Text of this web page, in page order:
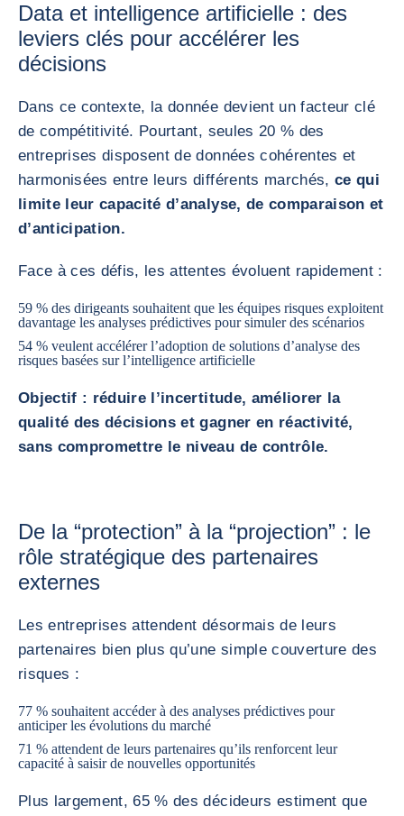
Data et intelligence artificielle : des
leviers clés pour accélérer les
décisions
Dans ce contexte, la donnée devient un facteur clé
de compétitivité. Pourtant, seules 20 % des
entreprises disposent de données cohérentes et
harmonisées entre leurs différents marchés, ce qui
limite leur capacité d’analyse, de comparaison et
d’anticipation.
Face à ces défis, les attentes évoluent rapidement :
59 % des dirigeants souhaitent que les équipes risques exploitent
davantage les analyses prédictives pour simuler des scénarios
54 % veulent accélérer l’adoption de solutions d’analyse des
risques basées sur l’intelligence artificielle
Objectif : réduire l’incertitude, améliorer la
qualité des décisions et gagner en réactivité,
sans compromettre le niveau de contrôle.
De la “protection” à la “projection” : le
rôle stratégique des partenaires
externes
Les entreprises attendent désormais de leurs
partenaires bien plus qu’une simple couverture des
risques :
77 % souhaitent accéder à des analyses prédictives pour
anticiper les évolutions du marché
71 % attendent de leurs partenaires qu’ils renforcent leur
capacité à saisir de nouvelles opportunités
Plus largement, 65 % des décideurs estiment que